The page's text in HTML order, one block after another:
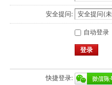
安全提问:
自动登录
登录
快捷登录: